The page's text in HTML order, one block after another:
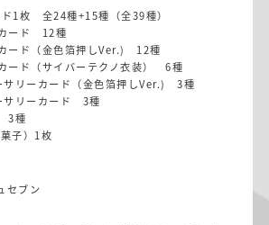
1枚 全24種+15種（全39種）
ード 12種
ード（金色箔押しVer.) 12種
ード（サイバーテクノ衣装） 6種
サリーカード（金色箔押しVer.) 3種
サリーカード 3種
3種
子）1枚
セブン